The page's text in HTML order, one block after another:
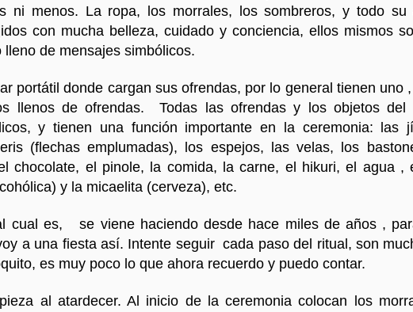
ni menos. La ropa, los morrales, los sombreros, y todo su
con mucha belleza, cuidado y conciencia, ellos mismos
de mensajes simbólicos.
portátil donde cargan sus ofrendas, por lo general tienen uno
llenos de ofrendas. Todas las ofrendas y los objetos del
y tienen una función importante en la ceremonia: las
(flechas emplumadas), los espejos, las velas, los
chocolate, el pinole, la comida, la carne, el hikuri, el agua ,
y la micaelita (cerveza), etc.
cual es, se viene haciendo desde hace miles de años ,
a una fiesta así. Intente seguir cada paso del ritual, son
es muy poco lo que ahora recuerdo y puedo contar.
al atardecer. Al inicio de la ceremonia colocan los
Flores del Mayab I
Pronunciamiento Foro Wirikuta Cuerpo de Cosmos /